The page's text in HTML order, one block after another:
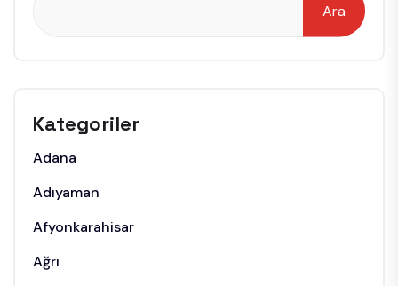
Ara
Kategoriler
Adana
Adıyaman
Afyonkarahisar
Ağrı